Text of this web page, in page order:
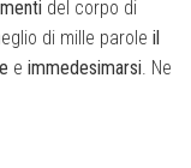
del corpo di
di mille parole il
e immedesimarsi. Ne